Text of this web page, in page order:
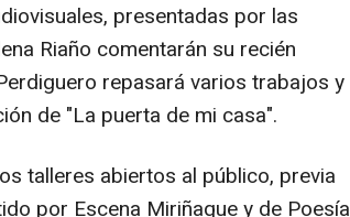
presentadas por las
Riaño comentarán su recién
repasará varios trabajos y
de "La puerta de mi casa".
talleres abiertos al público, previa
por Escena Miriñaque y de Poesía